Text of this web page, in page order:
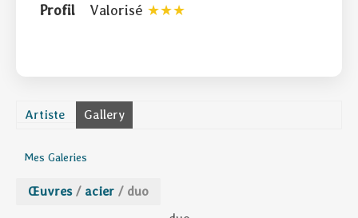
Profil Valorisé
Artiste Gallery
Mes Galeries
Œuvres / acier / duo